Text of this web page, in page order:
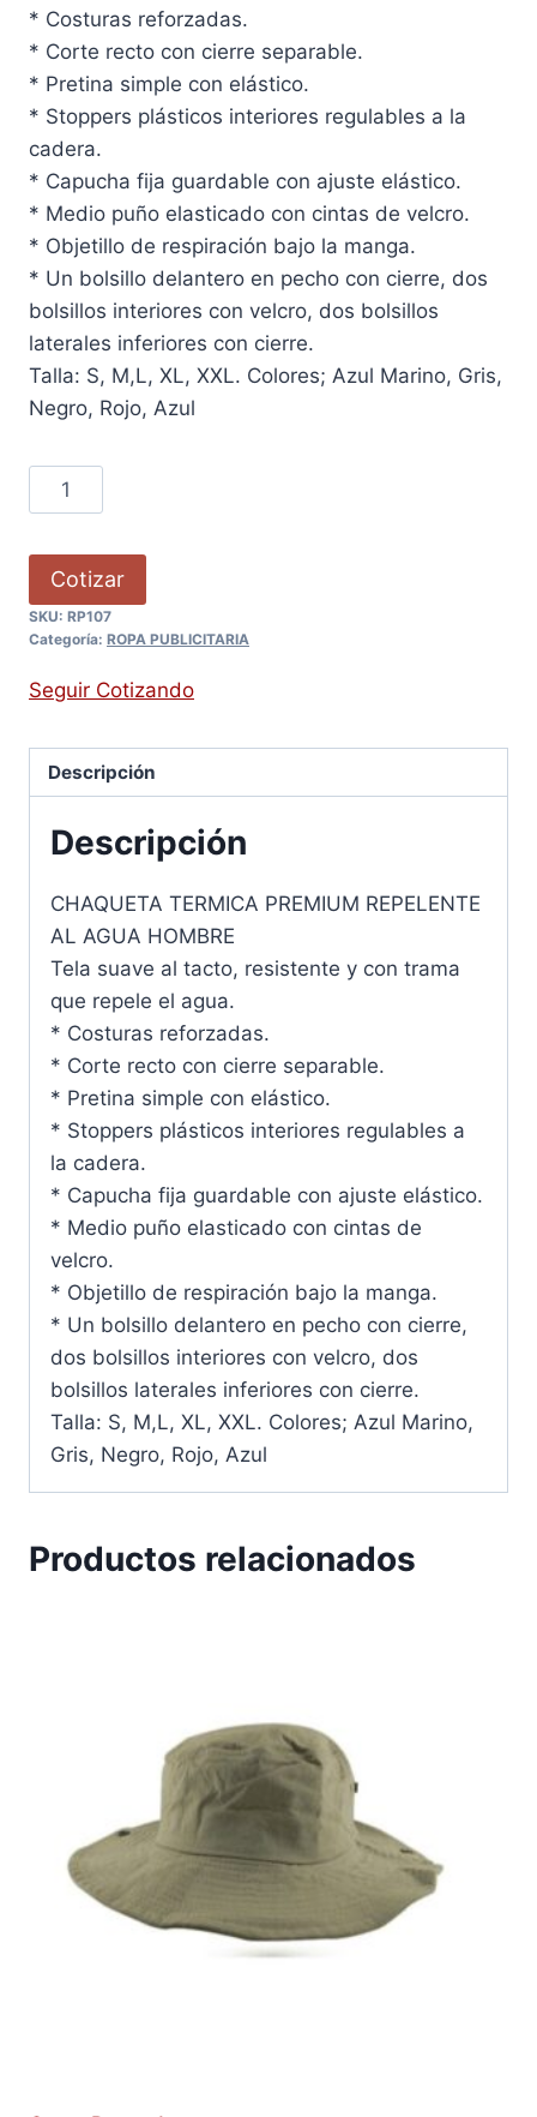
* Costuras reforzadas.
* Corte recto con cierre separable.
* Pretina simple con elástico.
* Stoppers plásticos interiores regulables a la
cadera.
* Capucha fija guardable con ajuste elástico.
* Medio puño elasticado con cintas de velcro.
* Objetillo de respiración bajo la manga.
* Un bolsillo delantero en pecho con cierre, dos
bolsillos interiores con velcro, dos bolsillos
laterales inferiores con cierre.
Talla: S, M,L, XL, XXL. Colores; Azul Marino, Gris,
Negro, Rojo, Azul
Cotizar
SKU: RP107
Categoría: ROPA PUBLICITARIA
Seguir Cotizando
Descripción
Descripción
CHAQUETA TERMICA PREMIUM REPELENTE
AL AGUA HOMBRE
Tela suave al tacto, resistente y con trama
que repele el agua.
* Costuras reforzadas.
* Corte recto con cierre separable.
* Pretina simple con elástico.
* Stoppers plásticos interiores regulables a
la cadera.
* Capucha fija guardable con ajuste elástico.
* Medio puño elasticado con cintas de
velcro.
* Objetillo de respiración bajo la manga.
* Un bolsillo delantero en pecho con cierre,
dos bolsillos interiores con velcro, dos
bolsillos laterales inferiores con cierre.
Talla: S, M,L, XL, XXL. Colores; Azul Marino,
Gris, Negro, Rojo, Azul
Productos relacionados